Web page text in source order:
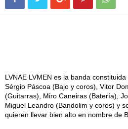
LVNAE LVMEN es la banda
Sérgio Páscoa (Bajo y coros), Vitor
(Guitarras), Miro Caneiras (Batería),
Miguel Leandro (Bandolim y coros) y
quieren llevar bien alto en nombre de